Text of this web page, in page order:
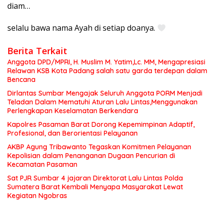
diam…
selalu bawa nama Ayah di setiap doanya.
Berita Terkait
Anggota DPD/MPRI, H. Muslim M. Yatim,Lc. MM, Mengapresiasi
Relawan KSB Kota Padang salah satu garda terdepan dalam
Bencana
Dirlantas Sumbar Mengajak Seluruh Anggota PORM Menjadi
Teladan Dalam Mematuhi Aturan Lalu Lintas,Menggunakan
Perlengkapan Keselamatan Berkendara
Kapolres Pasaman Barat Dorong Kepemimpinan Adaptif,
Profesional, dan Berorientasi Pelayanan
AKBP Agung Tribawanto Tegaskan Komitmen Pelayanan
Kepolisian dalam Penanganan Dugaan Pencurian di
Kecamatan Pasaman
Sat PJR Sumbar 4 jajaran Direktorat Lalu Lintas Polda
Sumatera Barat Kembali Menyapa Masyarakat Lewat
Kegiatan Ngobras